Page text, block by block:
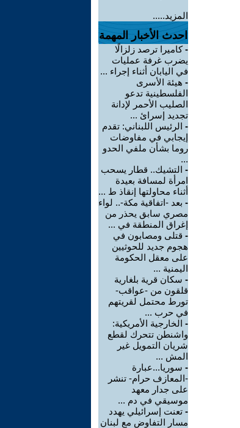
المزيد.....
احدث الأخبار المهمة
-كاميرا ترصد زلزالًا
يضرب غرفة عمليات
في اليابان أثناء إجراء ...
- هيئة الأسرى
الفلسطينية تدعو
الصليب الأحمر لإدانة
تجديد إسرائ ...
- الرئيس اللبناني: تقدم
إيجابي في مفاوضات
روما بشأن ملفي الحدو
...
- التشيك.. قطار يسحب
امرأة لمسافة بعيدة
أثناء محاولتها إنقاذ ط ...
- بعد -اتفاقية مكة-.. لواء
مصري سابق يحذر من
إغراق المنطقة في ...
- قتلى ومصابون في
هجوم جديد للحوثيين
على معقل الحكومة
اليمنية ...
- سكان قرية بلغارية
قلقون من -عواقب-
تورط محتمل لقريتهم
في حرب ...
- الخارجية الأمريكية:
واشنطن تتحرك لقطع
شريان التمويل غير
المش ...
- سوريا...عبارة
-المعازف حرام- تنشر
على جدار معهد
موسيقي في دم ...
- تعنت إسرائيلي يهدد
مسار التفاوض مع لبنان